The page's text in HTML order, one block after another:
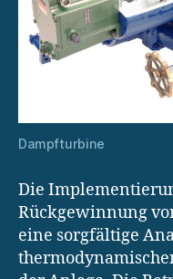
Dampfturbine
Die
Rückgewinnung
eine sorgfältige